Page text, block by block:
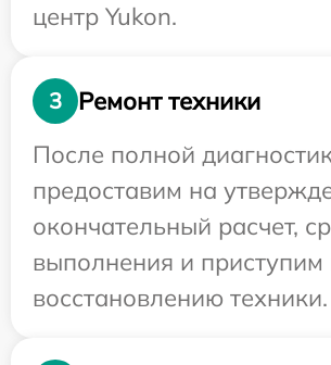
центр Yukon.
3
Ремонт техники
После полной
предоставим на
окончательный расчет,
выполнения и приступим
восстановлению техники.